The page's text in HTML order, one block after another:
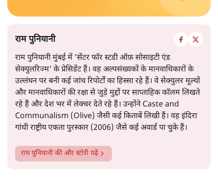
राम पुनियानी
राम पुनियानी मुंबई में 'सेंटर फॉर स्टडी ऑफ़ सोसाइटी एंड
सेक्युलरिज्म' के प्रेसिडेंट हैं। वह अल्पसंख्यकों के मानवाधिकारों के
उल्लंघन पर बनी कई जांच रिपोर्टों का हिस्सा रहे हैं। वे सेक्युलर मूल्यों
और मानवाधिकारों की रक्षा से जुड़े मुद्दों पर साप्ताहिक कॉलम लिखते
रहे हैं और देश भर में लेक्चर देते रहे हैं। उन्होंने Caste and
Communalism (Olive) जैसी कई किताबें लिखी हैं। वह इंदिरा
गांधी राष्ट्रीय एकता पुरस्कार (2006) जैसे कई अवार्ड पा चुके हैं।
राम पुनियानी की और स्टोरी पढ़ें